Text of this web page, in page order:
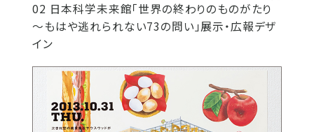
02 日本科学未来館「世界の終わりのものがたり
～もはや逃れられない73の問い」展示・広報デザ
イン